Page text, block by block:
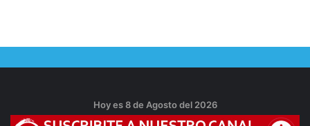
Hoy es 8 de Agosto del 2026